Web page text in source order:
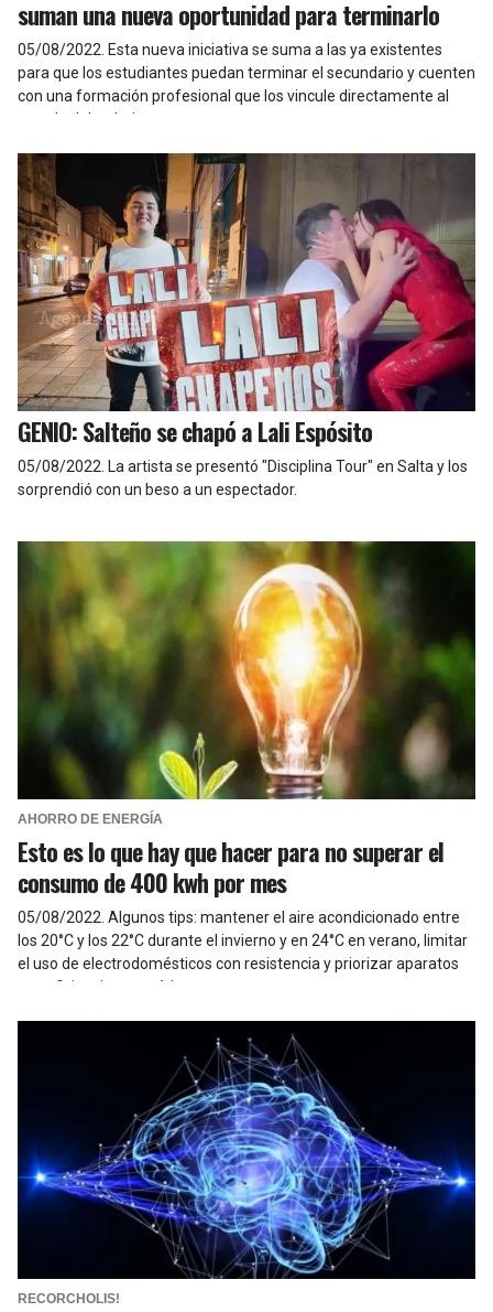
suman una nueva oportunidad para terminarlo
05/08/2022 Esta nueva iniciativa se suma a las ya existentes
para que los estudiantes puedan terminar el secundario y cuenten
con una formación profesional que los vincule directamente al
mundo del trabajo.
GENIO: Salteño se chapó a Lali Espósito
05/08/2022 La artista se presentó "Disciplina Tour" en Salta y los
sorprendió con un beso a un espectador.
AHORRO DE ENERGÍA
Esto es lo que hay que hacer para no superar el
consumo de 400 kwh por mes
05/08/2022 Algunos tips: mantener el aire acondicionado entre
los 20°C y los 22°C durante el invierno y en 24°C en verano, limitar
el uso de electrodomésticos con resistencia y priorizar aparatos
con eficiencia energética.
RECORCHOLIS!